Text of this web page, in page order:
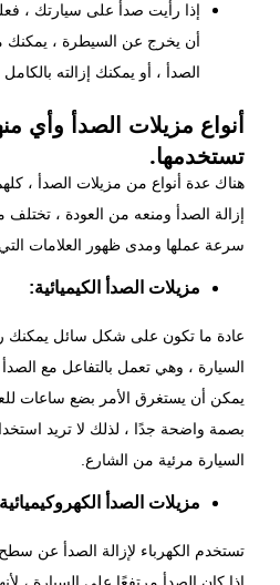
إذا رأيت صدأً على سيارتك ،
أن يخرج عن السيطرة ، يمكنك
الصدأ ، أو يمكنك إزالته بالكامل
أنواع مزيلات الصدأ وأي
تستخدمها.
هناك عدة أنواع من مزيلات الصدأ ،
إزالة الصدأ ومنعه من العودة ،
سرعة عملها ومدى ظهور العلامات
مزيلات الصدأ الكيميائية:
عادة ما تكون على شكل سائل
السيارة ، وهي تعمل بالتفاعل مع
يمكن أن يستغرق الأمر بضع ساعات
بصمة واضحة جدًا ، لذلك لا تريد
السيارة مرئية من الشارع.
مزيلات الصدأ
تستخدم الكهرباء لإزالة الصدأ عن